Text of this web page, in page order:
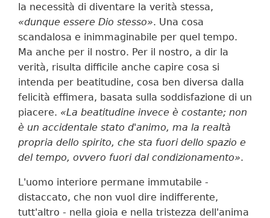
la necessità di diventare la verità stessa,
«dunque essere Dio stesso». Una cosa
scandalosa e inimmaginabile per quel tempo.
Ma anche per il nostro. Per il nostro, a dir la
verità, risulta difficile anche capire cosa si
intenda per beatitudine, cosa ben diversa dalla
felicità effimera, basata sulla soddisfazione di un
piacere. «La beatitudine invece è costante; non
è un accidentale stato d'animo, ma la realtà
propria dello spirito, che sta fuori dello spazio e
del tempo, ovvero fuori dal condizionamento».
L'uomo interiore permane immutabile -
distaccato, che non vuol dire indifferente,
tutt'altro - nella gioia e nella tristezza dell'anima